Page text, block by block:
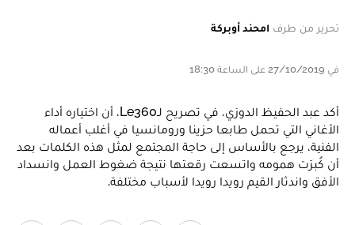
تحرير من طرف امحند أوبركة
في 27/10/2019 على الساعة 18:30
أكد عبد الحفيظ الدوزي، في تصريح لـLe360، أن اختياره أداء
الأغاني التي تحمل طابعا حزينا ورومانسيا في أغلب أعماله
الفنية، يرجع بالأساس إلى حاجة المجتمع لمثل هذه الكلمات بعد
أن كُبرَت همومه واتسعت رقعتها نتيجة ضغوط العمل وانسداد
الأفق واندثار القيم رويدا رويدا لأسباب مختلفة.